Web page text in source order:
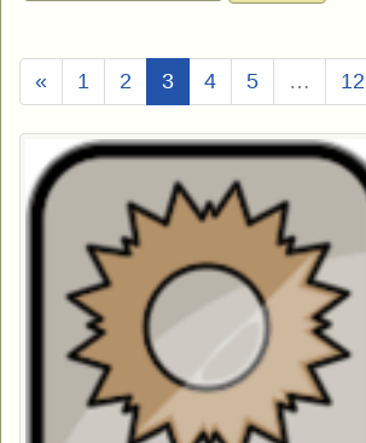
« 1 2 3(Aktuell)
4 5 … 12